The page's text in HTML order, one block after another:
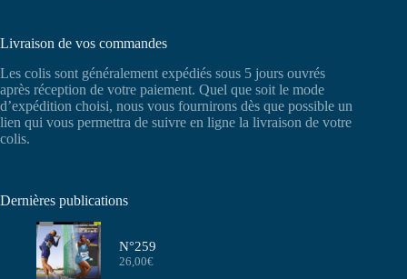
Livraison de vos commandes
Les colis sont généralement expédiés sous 5 jours ouvrés
après réception de votre paiement. Quel que soit le mode
d’expédition choisi, nous vous fournirons dès que possible un
lien qui vous permettra de suivre en ligne la livraison de votre
colis.
Dernières publications
N°259
26,00€